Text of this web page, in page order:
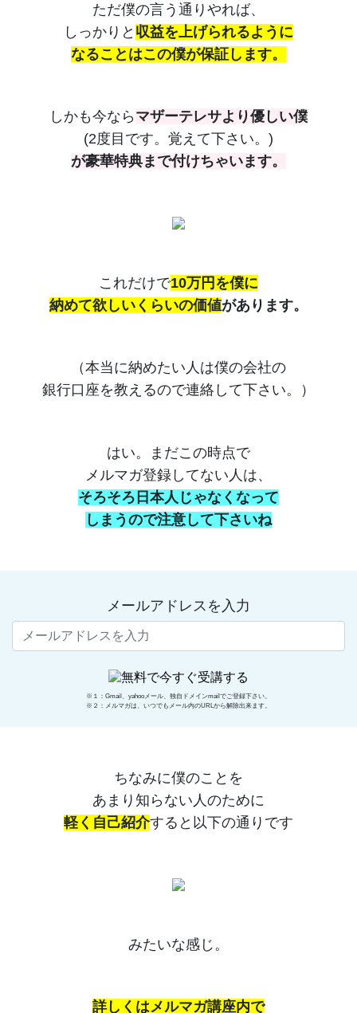
ただ僕の言う通りやれば、
しっかりと 収益を上げられるように
なることはこの僕が保証します。
しかも今なら マザーテレサより優しい僕
(2度目です。覚えて下さい。)
が豪華特典まで付けちゃいます。
これだけで10万円を僕に
納めて欲しいくらいの価値があります。
（本当に納めたい人は僕の会社の
銀行口座を教えるので連絡して下さい。）
はい。まだこの時点で
メルマガ登録してない人は、
そろそろ日本人じゃなくなって
しまうので注意して下さいね
メールアドレスを入力
※１：Gmail、yahooメール、独自ドメインmailでご登録下さい。
※２：メルマガは、いつでもメール内のURLから解除出来ます。
ちなみに僕のことを
あまり知らない人のために
軽く自己紹介すると以下の通りです
みたいな感じ。
詳しくはメルマガ講座内で